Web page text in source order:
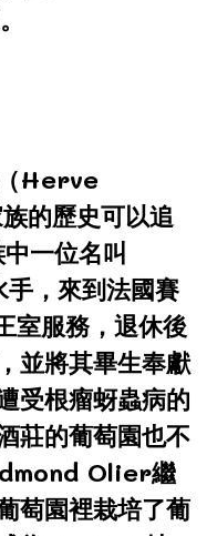
Herve
的歷史可以追
一位名叫
，來到法國賽
室服務，退休後
並將其畢生奉獻
受根瘤蚜蟲病的
莊的葡萄園也不
Olier繼
萄園裡栽培了葡